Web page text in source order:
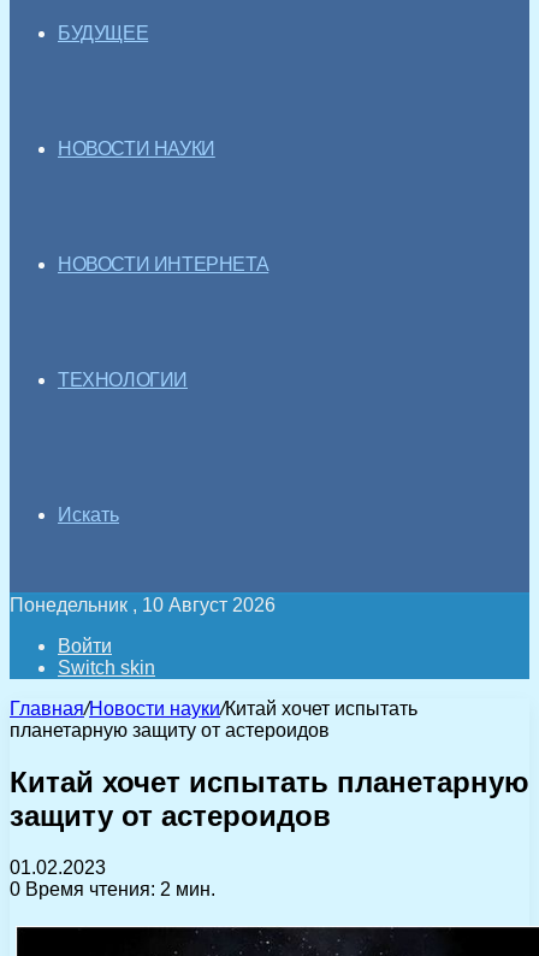
БУДУЩЕЕ
НОВОСТИ НАУКИ
НОВОСТИ ИНТЕРНЕТА
ТЕХНОЛОГИИ
Искать
Понедельник , 10 Август 2026
Войти
Switch skin
Главная/Новости науки/Китай хочет испытать
планетарную защиту от астероидов
Китай хочет испытать планетарную
защиту от астероидов
01.02.2023
0 Время чтения: 2 мин.